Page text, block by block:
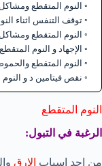
النوم المتقطع
توقف التنفس اثناء
النوم المتقطع
الإجهاد و النوم
النوم المتقطع
نقص فيتامين د و
النوم المتقطع
الرغبة في التبول:
من احد اسباب الإرق